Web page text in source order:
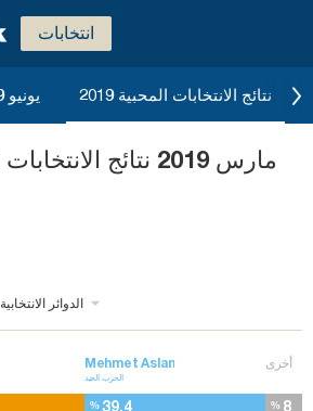
انتخابات
يونيو 2019 الانتخابات المحلية نتائج الانتخابات المحبية 2019
الدوائر الانتخابية
Mehmet Aslan
الحزب الجيد
%39,4
أخرى
% 8